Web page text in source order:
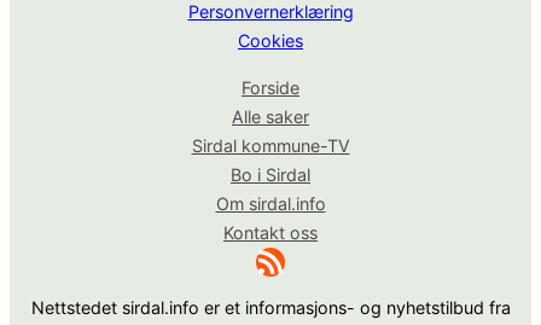
Personvernerklæring
Cookies
Forside
Alle saker
Sirdal kommune-TV
Bo i Sirdal
Om sirdal.info
Kontakt oss
RSS-strøm
Nettstedet sirdal.info er et informasjons- og nyhetstilbud fra